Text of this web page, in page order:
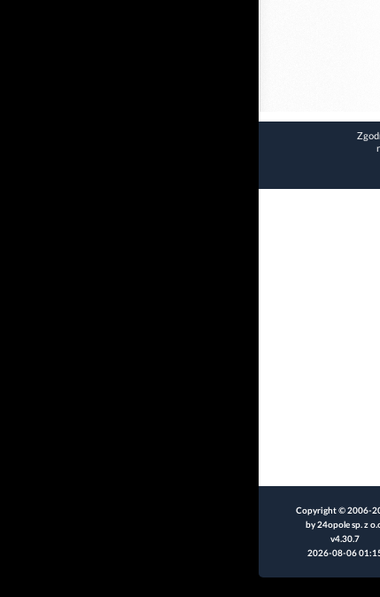
Copyright © 2006-
by 24opole sp. z
v4.30.7
2026-08-06